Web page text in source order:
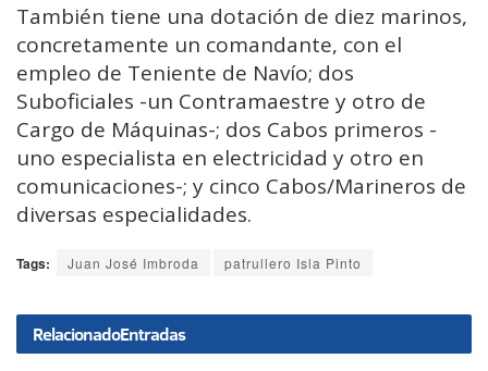
También tiene una dotación de diez marinos,
concretamente un comandante, con el
empleo de Teniente de Navío; dos
Suboficiales -un Contramaestre y otro de
Cargo de Máquinas-; dos Cabos primeros -
uno especialista en electricidad y otro en
comunicaciones-; y cinco Cabos/Marineros de
diversas especialidades.
Tags: Juan José Imbroda patrullero Isla Pinto
RelacionadoEntradas